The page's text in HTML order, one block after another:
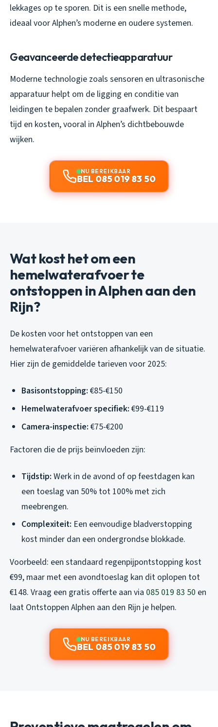
lekkages op te sporen. Dit is een snelle methode,
ideaal voor Alphen’s moderne en oudere systemen.
Geavanceerde detectieapparatuur
Moderne technologie zoals sensoren en ultrasonische
apparatuur helpt om de ligging en conditie van
leidingen te bepalen zonder graafwerk. Dit bespaart
tijd en kosten, vooral in Alphen’s dichtbebouwde
wijken.
NU BEREIKBAAR
BEL 085 019 83 50
Wat kost het om een
hemelwaterafvoer te
ontstoppen in Alphen aan den
Rijn?
De kosten voor het ontstoppen van een
hemelwaterafvoer variëren afhankelijk van de situatie.
Hier zijn de gemiddelde tarieven voor 2025:
Basisontstopping: €85-€150
Hemelwaterafvoer specifiek: €99-€119
Camera-inspectie: €75-€200
Factoren die de prijs beïnvloeden zijn:
Tijdstip: Werk in de avond of op feestdagen kan
een toeslag van 50% tot 100% met zich
meebrengen.
Complexiteit: Een eenvoudige bladverstopping
kost minder dan een ondergrondse blokkade.
Voorbeeld: een standaard regenpijpontstopping kost
€99, maar met een avondtoeslag kan dit oplopen tot
€148. Vraag een gratis offerte aan via 085 019 83 50 en
laat Ontstoppen Alphen aan den Rijn je helpen.
NU BEREIKBAAR
BEL 085 019 83 50